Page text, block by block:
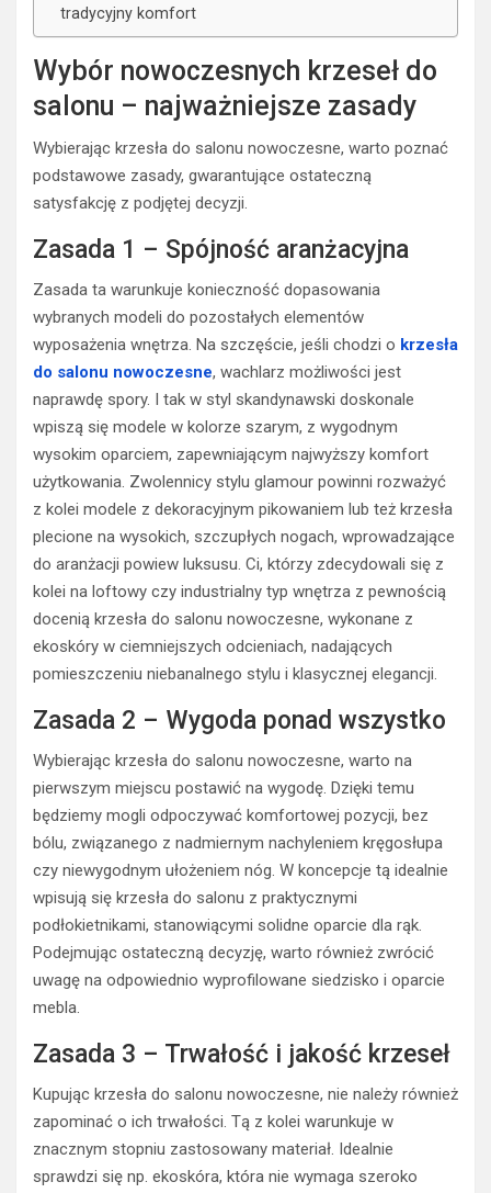
tradycyjny komfort
Wybór nowoczesnych krzeseł do
salonu – najważniejsze zasady
Wybierając krzesła do salonu nowoczesne, warto poznać
podstawowe zasady, gwarantujące ostateczną
satysfakcję z podjętej decyzji.
Zasada 1 – Spójność aranżacyjna
Zasada ta warunkuje konieczność dopasowania
wybranych modeli do pozostałych elementów
wyposażenia wnętrza. Na szczęście, jeśli chodzi o krzesła
do salonu nowoczesne, wachlarz możliwości jest
naprawdę spory. I tak w styl skandynawski doskonale
wpiszą się modele w kolorze szarym, z wygodnym
wysokim oparciem, zapewniającym najwyższy komfort
użytkowania. Zwolennicy stylu glamour powinni rozważyć
z kolei modele z dekoracyjnym pikowaniem lub też krzesła
plecione na wysokich, szczupłych nogach, wprowadzające
do aranżacji powiew luksusu. Ci, którzy zdecydowali się z
kolei na loftowy czy industrialny typ wnętrza z pewnością
docenią krzesła do salonu nowoczesne, wykonane z
ekoskóry w ciemniejszych odcieniach, nadających
pomieszczeniu niebanalnego stylu i klasycznej elegancji.
Zasada 2 – Wygoda ponad wszystko
Wybierając krzesła do salonu nowoczesne, warto na
pierwszym miejscu postawić na wygodę. Dzięki temu
będziemy mogli odpoczywać komfortowej pozycji, bez
bólu, związanego z nadmiernym nachyleniem kręgosłupa
czy niewygodnym ułożeniem nóg. W koncepcje tą idealnie
wpisują się krzesła do salonu z praktycznymi
podłokietnikami, stanowiącymi solidne oparcie dla rąk.
Podejmując ostateczną decyzję, warto również zwrócić
uwagę na odpowiednio wyprofilowane siedzisko i oparcie
mebla.
Zasada 3 – Trwałość i jakość krzeseł
Kupując krzesła do salonu nowoczesne, nie należy również
zapominać o ich trwałości. Tą z kolei warunkuje w
znacznym stopniu zastosowany materiał. Idealnie
sprawdzi się np. ekoskóra, która nie wymaga szeroko